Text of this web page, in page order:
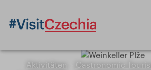
Aktivitäten Gastronomic